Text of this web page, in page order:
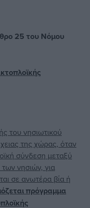
25 του Νόμου
του νησιωτικού
της χώρας, όταν
σύνδεση μεταξύ
νησιών, για
σε ανωτέρα βία ή
πρόγραμμα